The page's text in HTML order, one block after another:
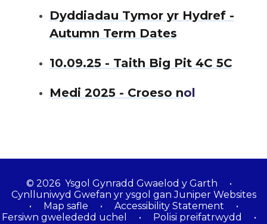
Dyddiadau Tymor yr Hydref -
Autumn Term Dates
10.09.25 - Taith Big Pit 4C 5C
Medi 2025 - Croeso nol
© 2026 Ysgol Gynradd Gwaelod y Garth
•
Cynlluniwyd Gwefan yr ysgol gan Juniper Websites
•
Map safle • Accessibility Statement
•
Fersiwn gwelededd uchel
• Polisi preifatrwydd
•